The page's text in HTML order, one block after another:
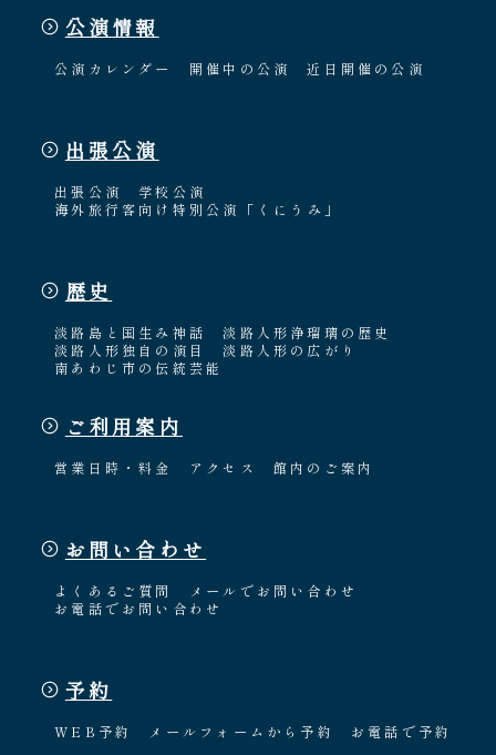
公演情報
公演カレンダー 開催中の公演 近日開催の公演
出張公演
出張公演
学校公演
海外旅行客向け特別公演「くにうみ」
歴史
淡路島と国生み神話
淡路人形浄瑠璃の歴史
淡路人形独自の演目
淡路人形の広がり
南あわじ市の伝統芸能
ご利用案内
営業日時・料金 アクセス 館内のご案内
お問い合わせ
よくあるご質問
メールでお問い合わせ
お電話でお問い合わせ
予約
WEB予約 メールフォームから予約 お電話で予約